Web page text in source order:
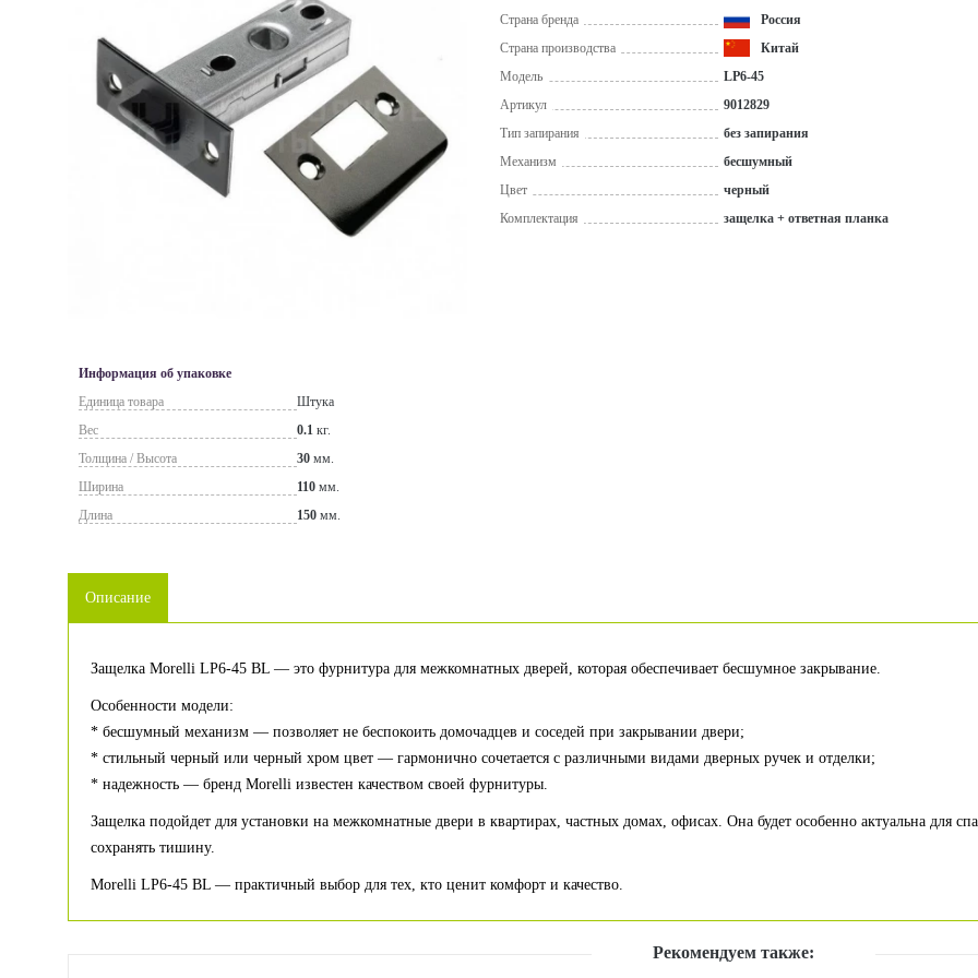
Информация об упаковке
Единица товара
Штука
Вес
0.1 кг.
Толщина / Высота
30 мм.
Ширина
110 мм.
Длина
150 мм.
Страна бренда
Россия
Страна производства
Китай
Модель
LP6-45
Артикул
9012829
Тип запирания
без запирания
Механизм
бесшумный
Цвет
черный
Комплектация
защелка + ответная планка
Описание
Защелка Morelli LP6-45 BL — это фурнитура для межкомнатных дверей, которая обеспечивает бесшумное закрывание.
Особенности модели:
* бесшумный механизм — позволяет не беспокоить домочадцев и соседей при закрывании двери;
* стильный черный или черный хром цвет — гармонично сочетается с различными видами дверных ручек и отделки;
* надежность — бренд Morelli известен качеством своей фурнитуры.
Защелка подойдет для установки на межкомнатные двери в квартирах, частных домах, офисах. Она будет особенно актуальна для
сохранять тишину.
Morelli LP6-45 BL — практичный выбор для тех, кто ценит комфорт и качество.
Рекомендуем также: